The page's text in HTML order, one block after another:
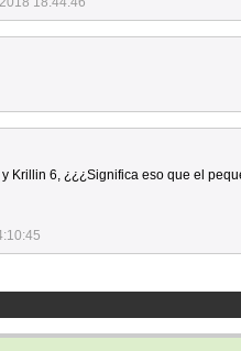
Krillin 6, ¿¿¿Significa eso que el